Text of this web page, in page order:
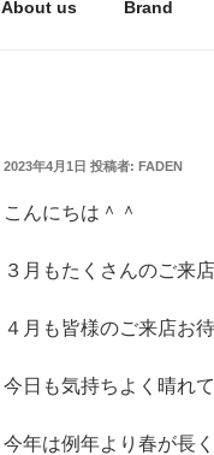
About us Brand
投
日:
2023年4月1日 投稿者: FADEN
こんにちは＾＾
３月もたくさんのご来
４月も皆様のご来店お
今日も気持ちよく晴れ
今年は例年より春が長